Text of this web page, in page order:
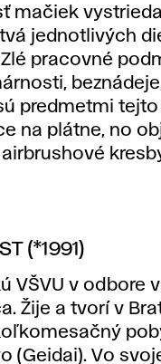
mačiek
jednotlivých
pracovné
predmetmi tejto
na plátne, no
(*1991)
VŠVU v odbore
Žije a tvorí v
(Geidai). Vo